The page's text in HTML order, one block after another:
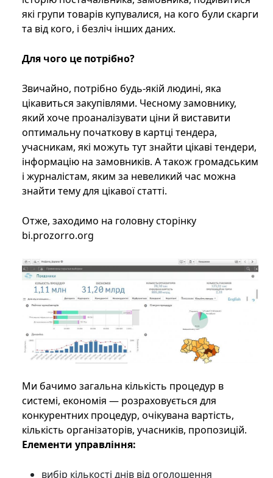
які групи товарів купувалися, на кого були скарги
та від кого, і безліч інших даних.
Для чого це потрібно?
Звичайно, потрібно будь-якій людині, яка
цікавиться закупівлями. Чесному замовнику,
який хоче проаналізувати ціни й виставити
оптимальну початкову в картці тендера,
учасникам, які можуть тут знайти цікаві тендери,
інформацію на замовників. А також громадським
і журналістам, яким за невеликий час можна
знайти тему для цікавої статті.
Отже, заходимо на головну сторінку
bi.prozorro.org
Ми бачимо загальна кількість процедур в
системі, економія — розраховується для
конкурентних процедур, очікувана вартість,
кількість організаторів, учасників, пропозицій.
Елементи управління:
вибір кількості днів від оголошення